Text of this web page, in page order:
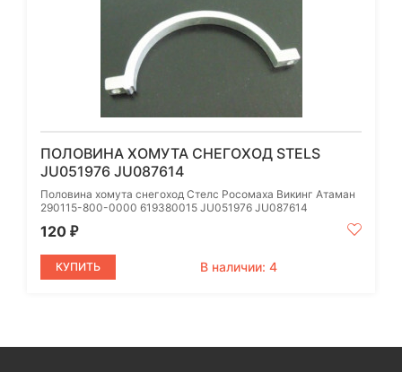
ПОЛОВИНА ХОМУТА СНЕГОХОД STELS
JU051976 JU087614
Половина хомута снегоход Стелс Росомаха Викинг Атаман
290115-800-0000 619380015 JU051976 JU087614
120 ₽
КУПИТЬ В наличии: 4